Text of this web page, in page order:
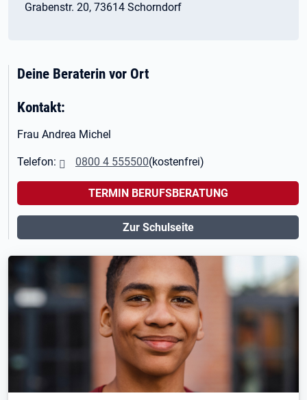
Grabenstr. 20, 73614 Schorndorf
Deine Beraterin vor Ort
Kontakt:
Frau Andrea Michel
Telefon: 0800 4 555500(kostenfrei)
TERMIN BERUFSBERATUNG
Zur Schulseite